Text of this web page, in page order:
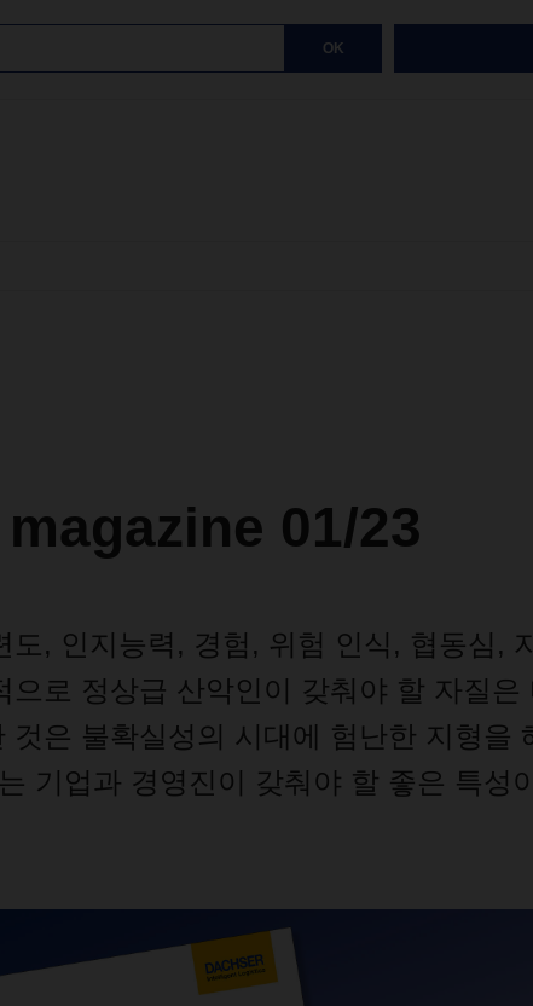
OK
01/23
도 , 인지능력 , 경험 , 위험 인식 , 협동심 ,
으로 정상급 산악인이 갖춰야 할 자질은
것은 불확실성의 시대에 험난한 지형을
기업과 경영진이 갖춰야 할 좋은 특성